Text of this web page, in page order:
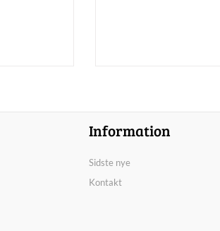
Information
Sidste nye
Kontakt